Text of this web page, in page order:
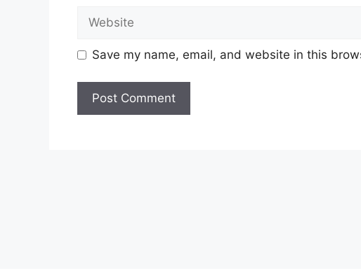
Website
Save my name, email, and website in this